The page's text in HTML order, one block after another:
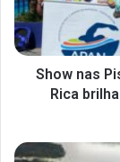
Show nas
Rica